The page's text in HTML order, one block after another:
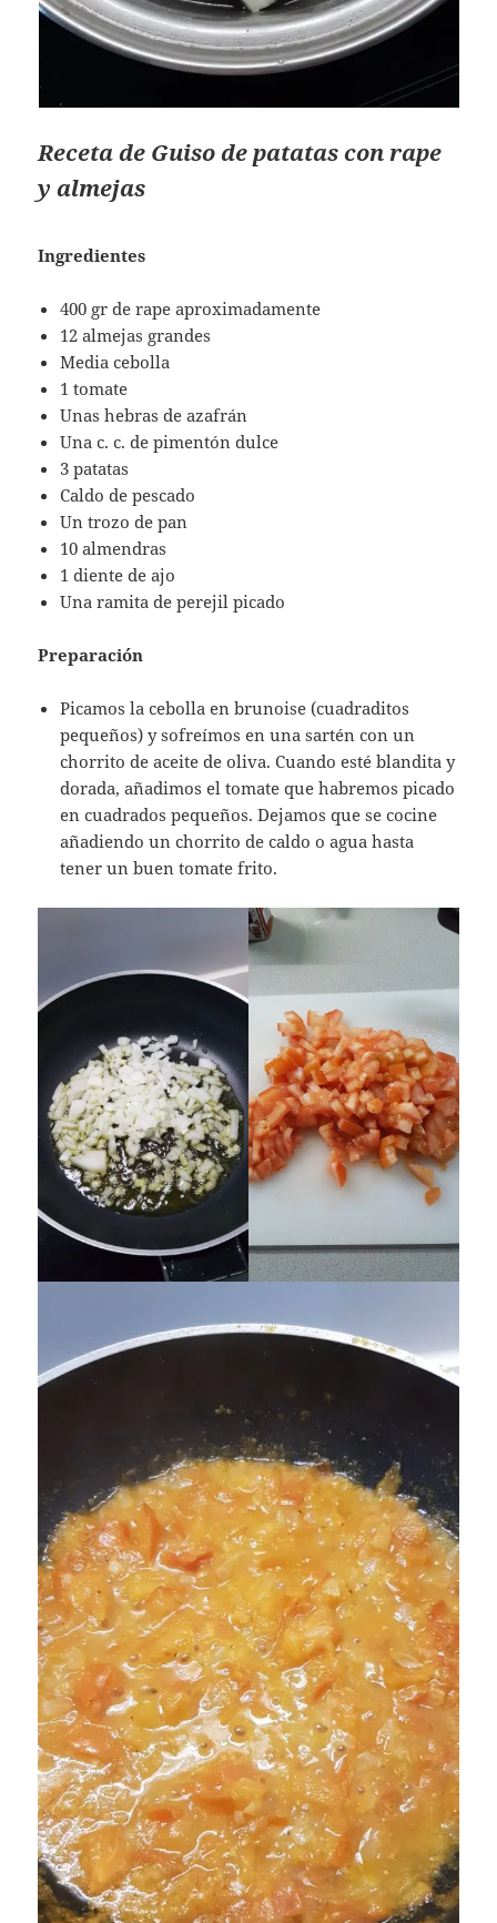
Receta de Guiso de patatas con rape
y almejas
Ingredientes
400 gr de rape aproximadamente
12 almejas grandes
Media cebolla
1 tomate
Unas hebras de azafrán
Una c. c. de pimentón dulce
3 patatas
Caldo de pescado
Un trozo de pan
10 almendras
1 diente de ajo
Una ramita de perejil picado
Preparación
Picamos la cebolla en brunoise (cuadraditos
pequeños) y sofreímos en una sartén con un
chorrito de aceite de oliva. Cuando esté blandita y
dorada, añadimos el tomate que habremos picado
en cuadrados pequeños. Dejamos que se cocine
añadiendo un chorrito de caldo o agua hasta
tener un buen tomate frito.